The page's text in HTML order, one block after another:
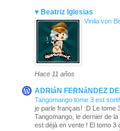
♥ Beatriz Iglesias
Vinila von
Hace 11 años
ADRIáN FERNáNDEZ
Tangomango tome 3 est sorti!
je parle français! :D Le tome
Tangomango, le dernier de la
est déjà en vente ! El tomo 3